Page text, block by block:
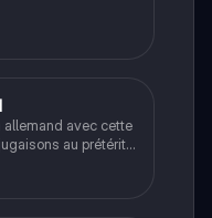
allemand avec cette
au prétérit
des
étudiants